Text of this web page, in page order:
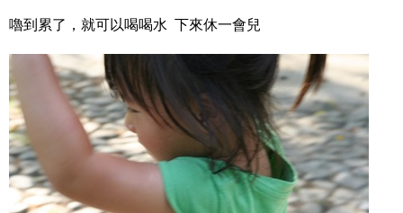
嚕到累了，就可以喝喝水 下來休一會兒